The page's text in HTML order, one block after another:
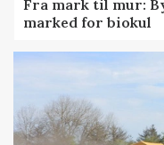
Fra mark til mur:
marked for biokul